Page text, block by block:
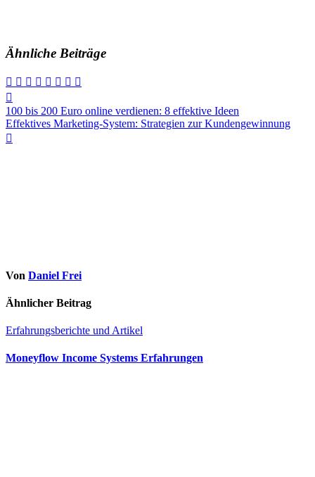
Ähnliche Beiträge
Beitragsnavigation
100 bis 200 Euro online verdienen: 8 effektive Ideen
Effektives Marketing-System: Strategien zur Kundengewinnung
Von Daniel Frei
Ähnlicher Beitrag
Erfahrungsberichte und Artikel
Moneyflow Income Systems Erfahrungen